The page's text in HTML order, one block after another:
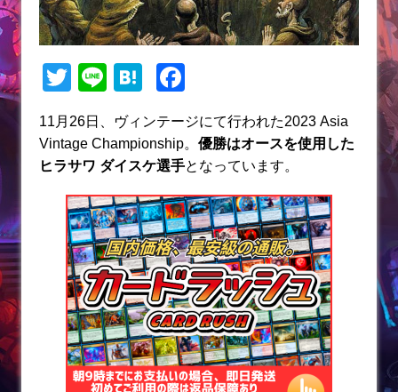
T
itt
er
Li
e
H
e
n
a
c
e
b
o
o
k
11月26日、ヴィンテージにて行われた2023 Asia
Vintage Championship。 優勝はオースを使用した
ヒラサワ ダイスケ選手となっています。